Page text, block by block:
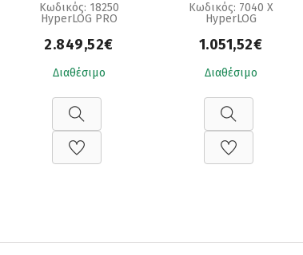
Κωδικός: 18250
HyperLOG PRO
2.849,52€
Διαθέσιμο
Κωδικός: 7040 X
HyperLOG
1.051,52€
Διαθέσιμο